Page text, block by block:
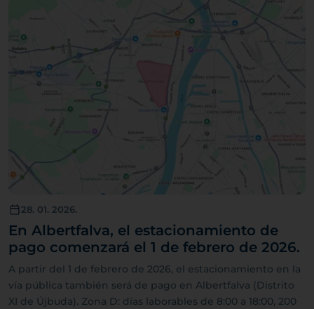
28. 01. 2026.
En Albertfalva, el estacionamiento de
pago comenzará el 1 de febrero de 2026.
A partir del 1 de febrero de 2026, el estacionamiento en la
vía pública también será de pago en Albertfalva (Distrito
XI de Újbuda). Zona D: días laborables de 8:00 a 18:00, 200